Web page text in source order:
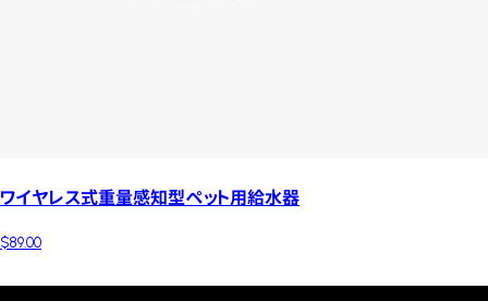
ワイヤレス式重量感知型ペット用給水器
$89.00